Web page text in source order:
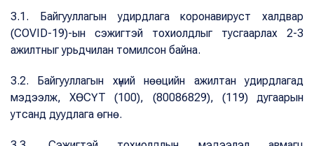
3.1. Байгууллагын удирдлага коронавируст халдвар
(COVID-19)-ын сэжигтэй тохиолдлыг тусгаарлах 2-3
ажилтныг урьдчилан томилсон байна.
3.2. Байгууллагын хүний нөөцийн ажилтан удирдлагад
мэдээлж, ХӨСҮТ (100), (80086829), (119) дугаарын
утсанд дуудлага өгнө.